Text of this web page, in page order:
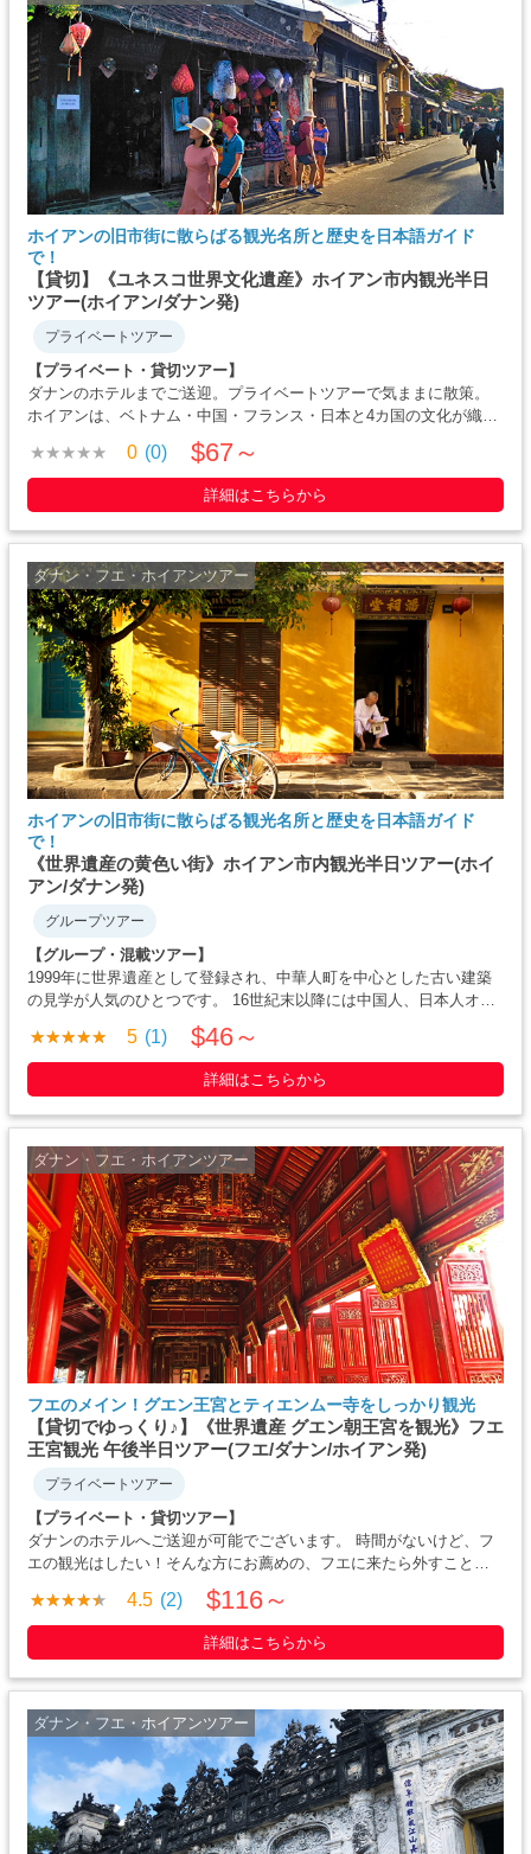
ホイアンの旧市街に散らばる観光名所と歴史を日本語ガイド
で！
【貸切】《ユネスコ世界文化遺産》ホイアン市内観光半日
ツアー(ホイアン/ダナン発)
プライベートツアー
【プライベート・貸切ツアー】
ダナンのホテルまでご送迎。プライベートツアーで気ままに散策。
ホイアンは、ベトナム・中国・フランス・日本と4カ国の文化が織り
交ぜられた情緒ある町並みで、黄色や青色の壁と町に流れるトゥボ
ン川の落ち着いた風景は世界中の方から人気があります。穏やかな
町を日本語ガイドと・・・・・
0 (0) $67～
詳細はこちらから
ダナン・フエ・ホイアンツアー
ホイアンの旧市街に散らばる観光名所と歴史を日本語ガイド
で！
《世界遺産の黄色い街》ホイアン市内観光半日ツアー(ホイ
アン/ダナン発)
グループツアー
【グループ・混載ツアー】
1999年に世界遺産として登録され、中華人町を中心とした古い建築
の見学が人気のひとつです。 16世紀末以降には中国人、日本人オラ
ンダ人などがこのホイアンに来航し国際貿易のひとつとして栄えた
町がホイアンです。1601年には、徳川家康に書簡を送ったこと
で・・・・・
5 (1) $46～
詳細はこちらから
ダナン・フエ・ホイアンツアー
フエのメイン！グエン王宮とティエンムー寺をしっかり観光
【貸切でゆっくり♪】《世界遺産 グエン朝王宮を観光》フエ
王宮観光 午後半日ツアー(フエ/ダナン/ホイアン発)
プライベートツアー
【プライベート・貸切ツアー】
ダナンのホテルへご送迎が可能でございます。 時間がないけど、フ
エの観光はしたい！そんな方にお薦めの、フエに来たら外すことが
できない観光ルートプライベートツアーで。 ティエンムー寺は1601
年に建立した禅寺です。 フエの代表するフォーン河沿い
に・・・・・
4.5 (2) $116～
詳細はこちらから
ダナン・フエ・ホイアンツアー